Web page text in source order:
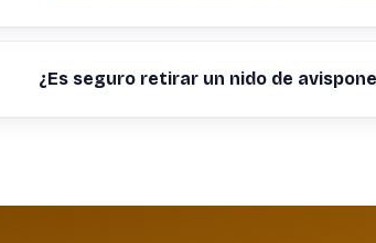
¿Es seguro retirar un nido de